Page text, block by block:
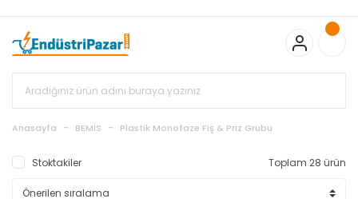
Bayonet J Tip Termokupul Ürünlerinde 50 Adet Alımlarda
Sepette Ekstra %5 İskonto...
50.000,00TL ve Üzeri EMKO Ürünleri
Alışverişlerinizde Sepette %5 EK İNDİRİM...
%15 İskonto... 50.000,00TL ve Üzeri GEMO Ürünleri
Alışverişlerinizde Sepette %3 EK İNDİRİM...
Standart Bayonet J Tip Termokupul Ürünlerinde 100 Adet
Anasayfa BEMİS Plastik Monofaze Fiş & Priz Grubu
Stoktakiler Toplam 28 ürün